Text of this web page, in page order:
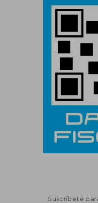
Suscríbete